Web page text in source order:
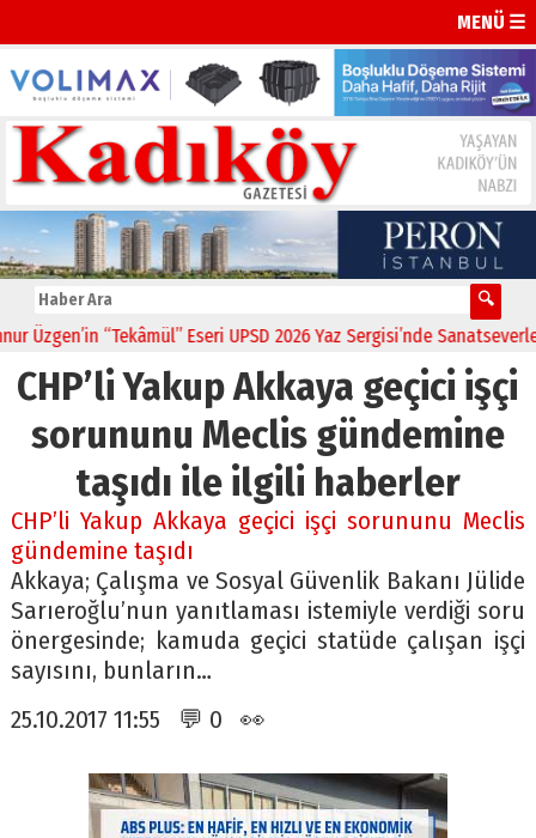
MENÜ ☰
Üzgen’in “Tekâmül” Eseri UPSD 2026 Yaz Sergisi’nde
CHP’li Yakup Akkaya geçici işçi
sorununu Meclis gündemine
taşıdı ile ilgili haberler
CHP’li Yakup Akkaya geçici işçi sorununu Meclis
gündemine taşıdı
Akkaya; Çalışma ve Sosyal Güvenlik Bakanı Jülide
Sarıeroğlu’nun yanıtlaması istemiyle verdiği soru
önergesinde; kamuda geçici statüde çalışan işçi
sayısını, bunların…
25.10.2017 11:55 💬 0 👀